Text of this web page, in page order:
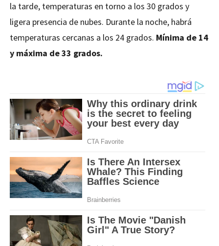
la tarde, temperaturas en torno a los 30 grados y
ligera presencia de nubes. Durante la noche, habrá
temperaturas cercanas a los 24 grados. Mínima de 14
y máxima de 33 grados.